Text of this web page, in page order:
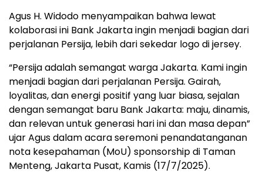
Agus H. Widodo menyampaikan bahwa lewat
kolaborasi ini Bank Jakarta ingin menjadi bagian dari
perjalanan Persija, lebih dari sekedar logo di jersey.
“Persija adalah semangat warga Jakarta. Kami ingin
menjadi bagian dari perjalanan Persija. Gairah,
loyalitas, dan energi positif yang luar biasa, sejalan
dengan semangat baru Bank Jakarta: maju, dinamis,
dan relevan untuk generasi hari ini dan masa depan”
ujar Agus dalam acara seremoni penandatanganan
nota kesepahaman (MoU) sponsorship di Taman
Menteng, Jakarta Pusat, Kamis (17/7/2025).